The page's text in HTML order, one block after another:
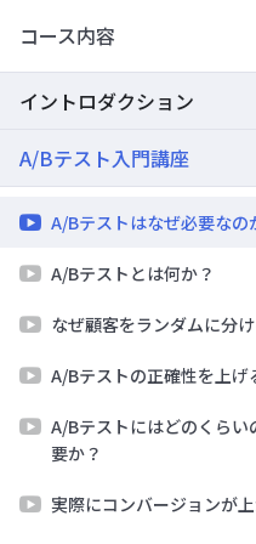
コース内容
イントロダクション
A/Bテスト入門講座
A/Bテストはなぜ必要なの
A/Bテストとは何か？
なぜ顧客をランダムに分
A/Bテストの正確性を上げ
A/Bテストにはどのくらい
要か？
実際にコンバージョンが